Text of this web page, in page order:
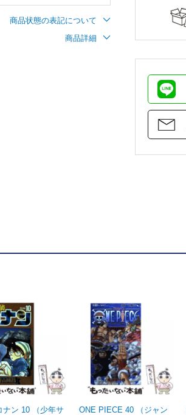
商品状態の表記について
商品詳細
ナン 10 （少年サ
ONE PIECE 40 （ジャン